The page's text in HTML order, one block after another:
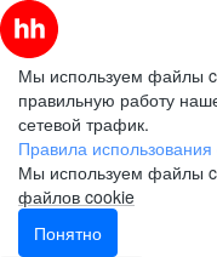
Мы используем файлы
правильную работу
сетевой трафик.
Правила
Мы используем файлы
файлов cookie
Понятно